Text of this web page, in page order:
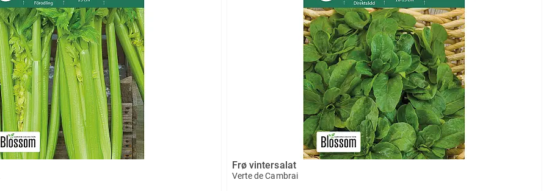
Frø vintersalat
Verte de Cambrai